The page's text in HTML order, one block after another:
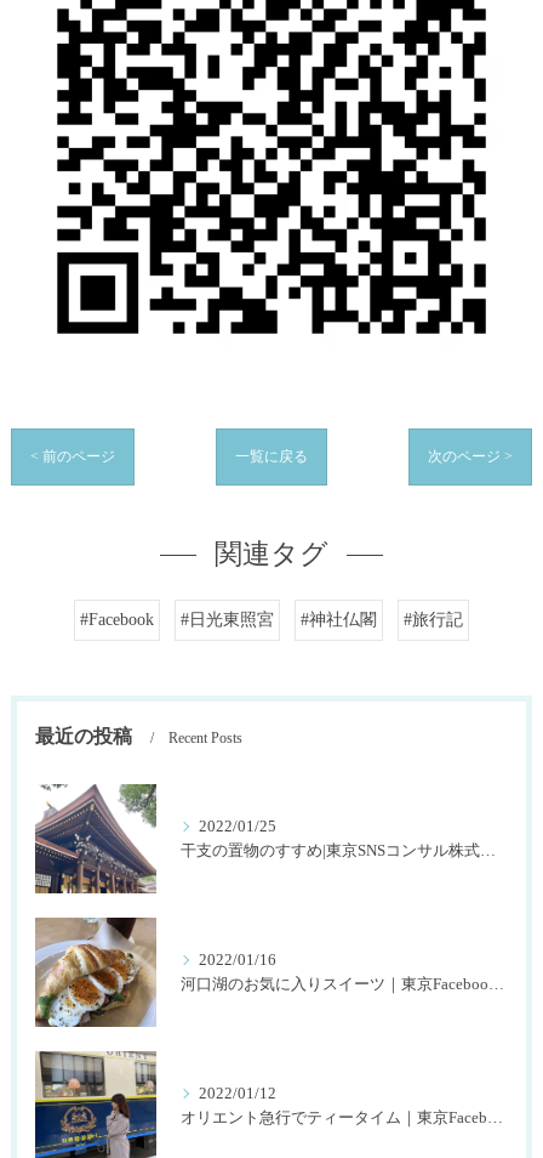
< 前のページ 一覧に戻る 次のページ >
関連タグ
#Facebook #日光東照宮 #神社仏閣 #旅行記
最近の投稿 Recent Posts
2022/01/25
干支の置物のすすめ|東京SNSコンサル株式会社SNOWTIME125
2022/01/16
河口湖のお気に入りスイーツ｜東京Facebookコンサル株式会社SNOWTIME125
2022/01/12
オリエント急行でティータイム｜東京Facebookコンサル株式会社SNOWTIME125